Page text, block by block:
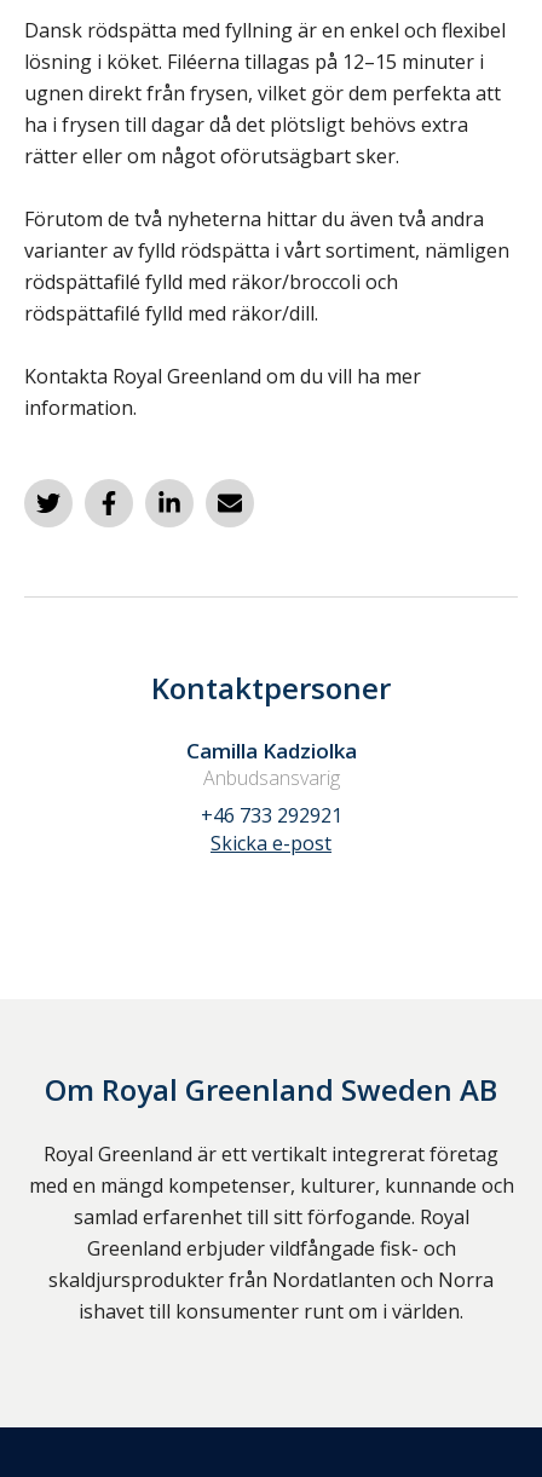
Dansk rödspätta med fyllning är en enkel och flexibel
lösning i köket. Filéerna tillagas på 12–15 minuter i
ugnen direkt från frysen, vilket gör dem perfekta att
ha i frysen till dagar då det plötsligt behövs extra
rätter eller om något oförutsägbart sker.
Förutom de två nyheterna hittar du även två andra
varianter av fylld rödspätta i vårt sortiment, nämligen
rödspättafilé fylld med räkor/broccoli och
rödspättafilé fylld med räkor/dill.
Kontakta Royal Greenland om du vill ha mer
information.
Kontaktpersoner
Camilla Kadziolka
Anbudsansvarig
+46 733 292921
Skicka e-post
Om Royal Greenland Sweden AB
Royal Greenland är ett vertikalt integrerat företag
med en mängd kompetenser, kulturer, kunnande och
samlad erfarenhet till sitt förfogande. Royal
Greenland erbjuder vildfångade fisk- och
skaldjursprodukter från Nordatlanten och Norra
ishavet till konsumenter runt om i världen.